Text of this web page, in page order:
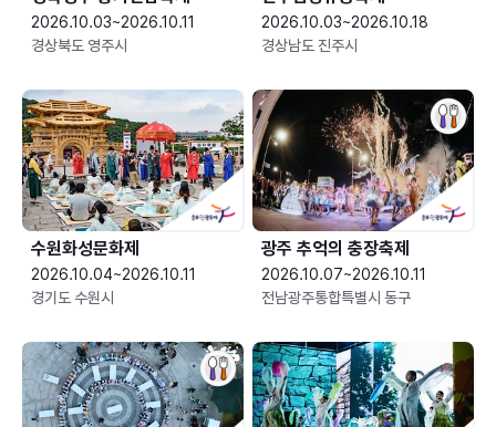
2026.10.03~2026.10.11
경상북도 영주시
2026.10.03~2026.10.18
경상남도 진주시
수원화성문화제
2026.10.04~2026.10.11
경기도 수원시
광주 추억의 충장축제
2026.10.07~2026.10.11
전남광주통합특별시 동구